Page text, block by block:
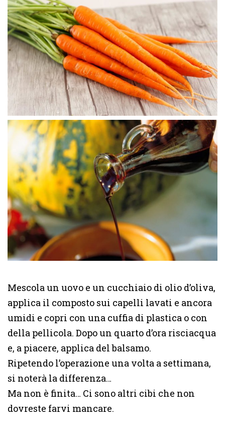
Mescola un uovo e un cucchiaio di olio d’oliva,
applica il composto sui capelli lavati e ancora
umidi e copri con una cuffia di plastica o con
della pellicola. Dopo un quarto d’ora risciacqua
e, a piacere, applica del balsamo.
Ripetendo l’operazione una volta a settimana,
si noterà la differenza…
Ma non è finita… Ci sono altri cibi che non
dovreste farvi mancare.